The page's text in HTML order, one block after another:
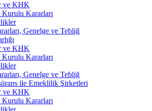
ve KHK
Kararları
Genelge ve Tebliğ
ve KHK
Kararları
Genelge ve Tebliğ
ile Emeklilik Şirketleri
ve KHK
Kararları